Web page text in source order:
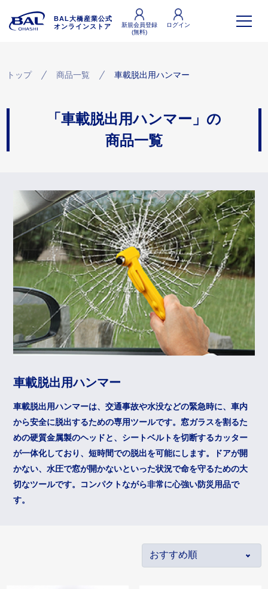
BAL大橋産業公式
オンラインストア
新規会員登録
(無料)
ログイン
トップ 商品一覧 車載脱出用ハンマー
「車載脱出用ハンマー」の
商品一覧
車載脱出用ハンマー
車載脱出用ハンマーは、交通事故や水没などの緊急時に、車内
から安全に脱出するための専用ツールです。窓ガラスを割るた
めの硬質金属製のヘッドと、シートベルトを切断するカッター
が一体化しており、短時間での脱出を可能にします。ドアが開
かない、水圧で窓が開かないといった状況で命を守るための大
切なツールです。コンパクトながら非常に心強い防災用品で
す。